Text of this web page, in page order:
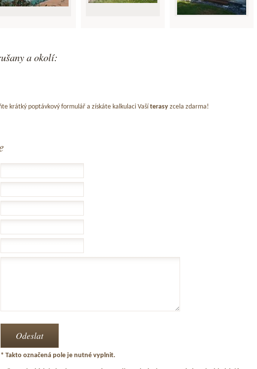
a okolí:
krátký poptávkový formulář a získáte kalkulaci Vaší terasy zcela zdarma!
* Takto označená pole je nutné vyplnit.